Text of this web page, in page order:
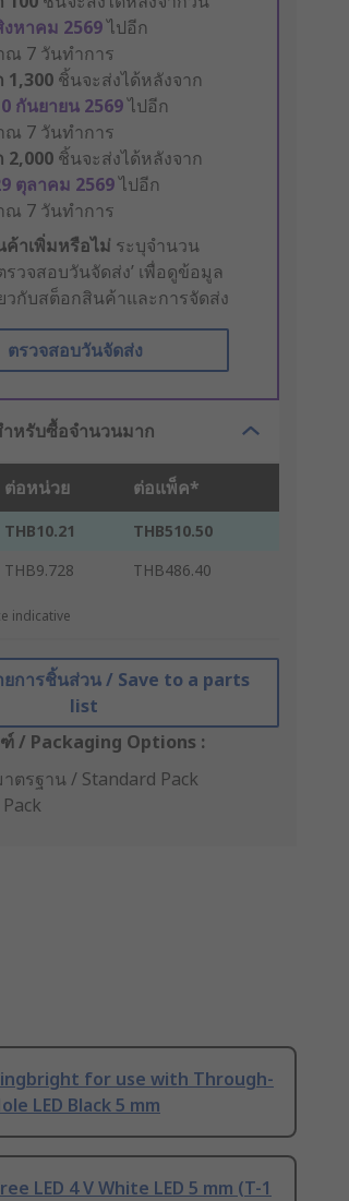
งหาคม 2569ไปอีก
ณ 7 วันทำการ
1,300 ชิ้นจะส่งได้หลังจาก
กันยายน 2569ไปอีก
ณ 7 วันทำการ
2,000 ชิ้นจะส่งได้หลังจาก
ตุลาคม 2569ไปอีก
ณ 7 วันทำการ
ค้าเพิ่มหรือไม่ ระบุจำนวน
รวจสอบวันจัดส่ง’ เพื่อดูข้อมูล
วกับสต็อกสินค้าและการจัดส่ง
ตรวจสอบวันจัดส่ง
ำหรับซื้อจำนวนมาก
ต่อหน่วย ต่อแพ็ค*
THB10.21
THB510.50
THB9.728 THB486.40
indicative
การชิ้นส่วน / Save to a parts
list
/ Packaging Options :
รฐาน / Standard Pack
for use with Through-
LED Black 5 mm
LED 4 V White LED 5 mm (T-1